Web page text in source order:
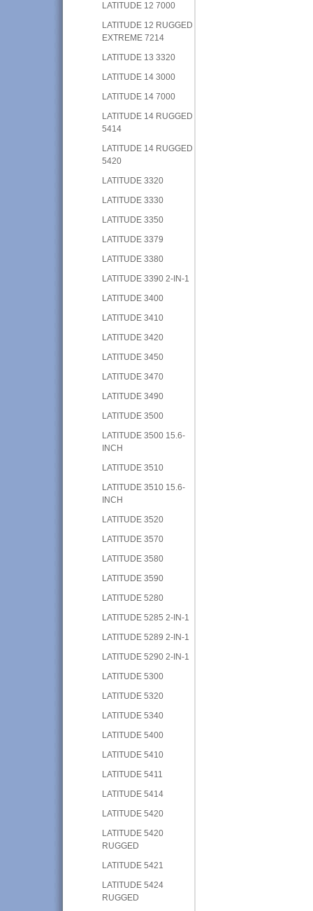
LATITUDE 12 7000
LATITUDE 12 RUGGED
EXTREME 7214
LATITUDE 13 3320
LATITUDE 14 3000
LATITUDE 14 7000
LATITUDE 14 RUGGED
5414
LATITUDE 14 RUGGED
5420
LATITUDE 3320
LATITUDE 3330
LATITUDE 3350
LATITUDE 3379
LATITUDE 3380
LATITUDE 3390 2-IN-1
LATITUDE 3400
LATITUDE 3410
LATITUDE 3420
LATITUDE 3450
LATITUDE 3470
LATITUDE 3490
LATITUDE 3500
LATITUDE 3500 15.6-
INCH
LATITUDE 3510
LATITUDE 3510 15.6-
INCH
LATITUDE 3520
LATITUDE 3570
LATITUDE 3580
LATITUDE 3590
LATITUDE 5280
LATITUDE 5285 2-IN-1
LATITUDE 5289 2-IN-1
LATITUDE 5290 2-IN-1
LATITUDE 5300
LATITUDE 5320
LATITUDE 5340
LATITUDE 5400
LATITUDE 5410
LATITUDE 5411
LATITUDE 5414
LATITUDE 5420
LATITUDE 5420
RUGGED
LATITUDE 5421
LATITUDE 5424
RUGGED